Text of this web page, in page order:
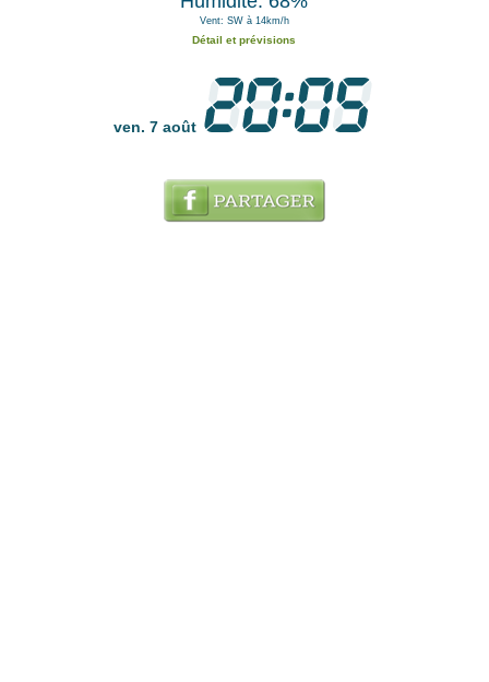
Vent: SW à 14km/h
Détail et prévisions
ven. 7 août